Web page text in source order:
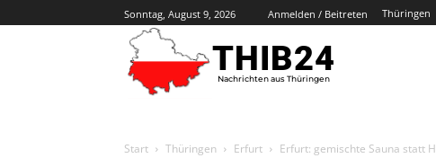
Sonntag, August 9, 2026 Anmelden / Beitreten Thüringen
THIB24
Nachrichten aus Thüringen
Start Thüringen Erfurt Erfurt: gemischte Sauna statt